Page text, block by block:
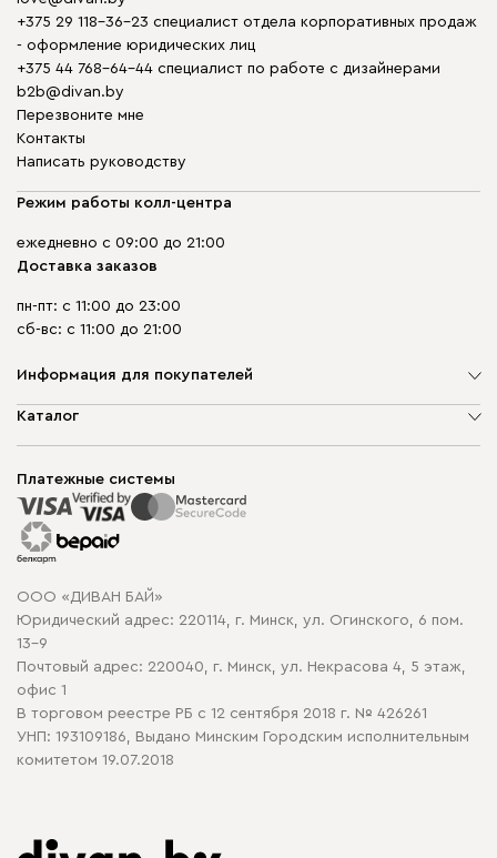
+375 29 118-36-23 специалист отдела корпоративных продаж
- оформление юридических лиц
+375 44 768-64-44 специалист по работе с дизайнерами
b2b@divan.by
Перезвоните мне
Контакты
Написать руководству
Режим работы колл-центра
ежедневно с 09:00 до 21:00
Доставка заказов
пн-пт: с 11:00 до 23:00
сб-вс: с 11:00 до 21:00
Информация для покупателей
О компании
Способы оплаты
Рассрочка и кредит
Гарантия
Карта сайта
Политика конфиденциальности
Политика в отношении обработки cookie
Каталог
Корпусная мебель
Распродажа мебели
Платежные системы
ООО «ДИВАН БАЙ»
Юридический адрес: 220114, г. Минск, ул. Огинского, 6 пом.
13-9
Почтовый адрес: 220040, г. Минск, ул. Некрасова 4, 5 этаж,
офис 1
В торговом реестре РБ с 12 сентября 2018 г. № 426261
УНП: 193109186, Выдано Минским Городским исполнительным
комитетом 19.07.2018